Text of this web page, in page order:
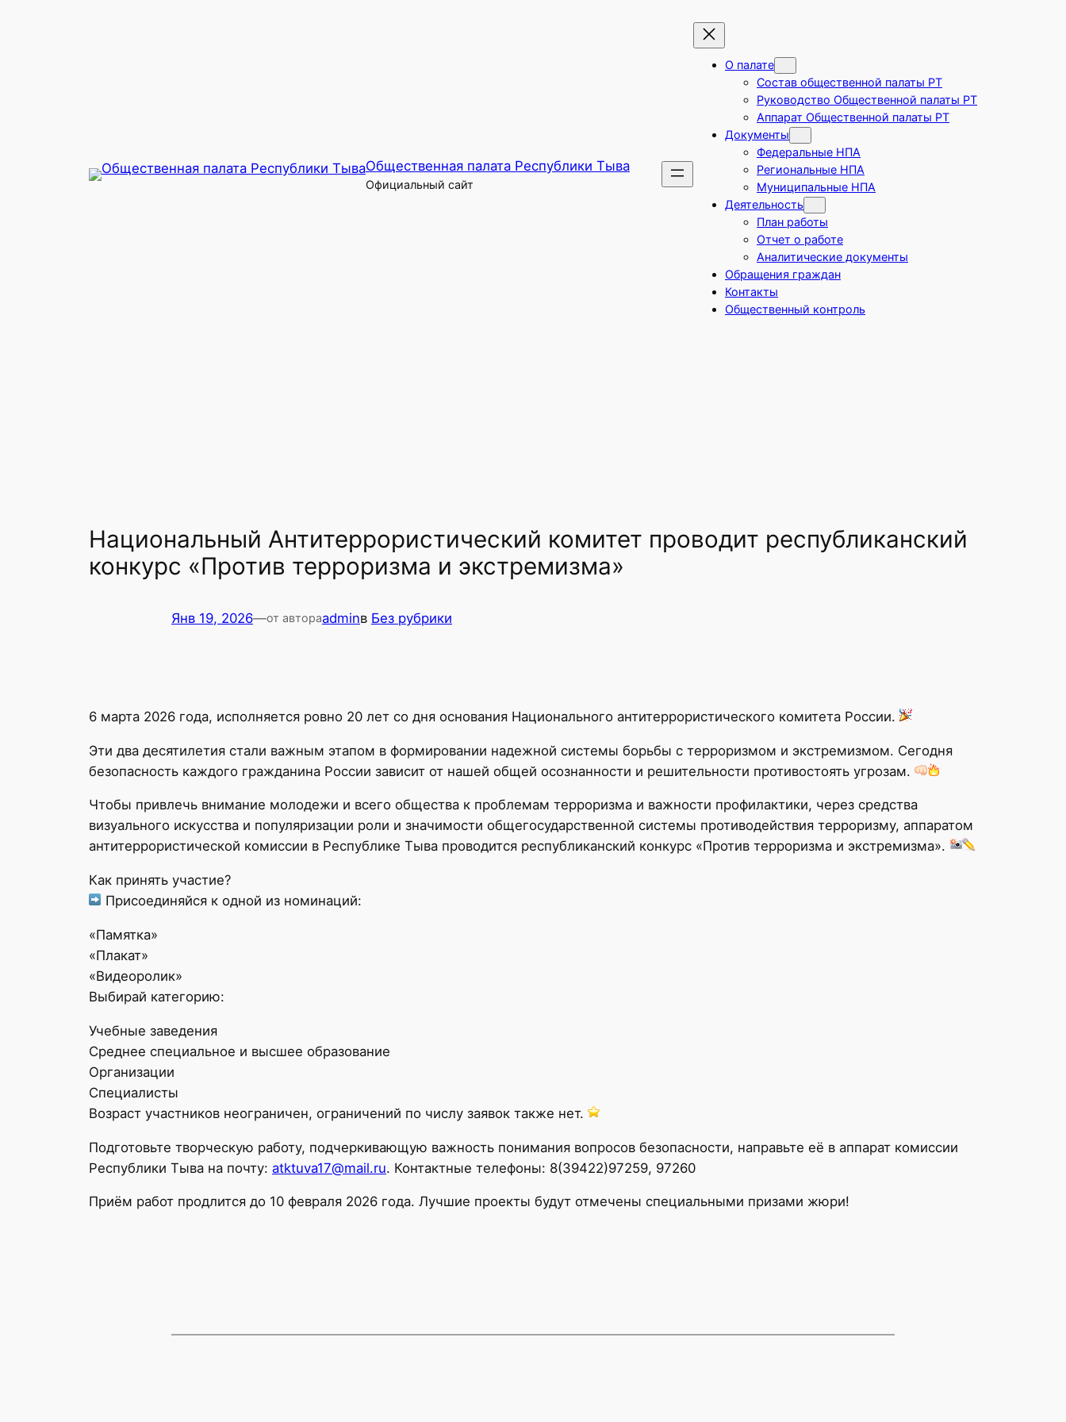
Общественная палата Республики Тыва
Официальный сайт
О палате
Состав общественной палаты РТ
Руководство Общественной палаты РТ
Аппарат Общественной палаты РТ
Документы
Федеральные НПА
Региональные НПА
Муниципальные НПА
Деятельность
План работы
Отчет о работе
Аналитические документы
Обращения граждан
Контакты
Общественный контроль
Национальный Антитеррористический комитет проводит республиканский
конкурс «Против терроризма и экстремизма»
Янв 19, 2026—от автораadminв Без рубрики
6 марта 2026 года, исполняется ровно 20 лет со дня основания Национального антитеррористического комитета России.
Эти два десятилетия стали важным этапом в формировании надежной системы борьбы с терроризмом и экстремизмом. Сегодня
безопасность каждого гражданина России зависит от нашей общей осознанности и решительности противостоять угрозам.
Чтобы привлечь внимание молодежи и всего общества к проблемам терроризма и важности профилактики, через средства
визуального искусства и популяризации роли и значимости общегосударственной системы противодействия терроризму, аппаратом
антитеррористической комиссии в Республике Тыва проводится республиканский конкурс «Против терроризма и экстремизма».
Как принять участие?
Присоединяйся к одной из номинаций:
«Памятка»
«Плакат»
«Видеоролик»
Выбирай категорию:
Учебные заведения
Среднее специальное и высшее образование
Организации
Специалисты
Возраст участников неограничен, ограничений по числу заявок также нет.
Подготовьте творческую работу, подчеркивающую важность понимания вопросов безопасности, направьте её в аппарат комиссии
Республики Тыва на почту: atktuva17@mail.ru. Контактные телефоны: 8(39422)97259, 97260
Приём работ продлится до 10 февраля 2026 года. Лучшие проекты будут отмечены специальными призами жюри!